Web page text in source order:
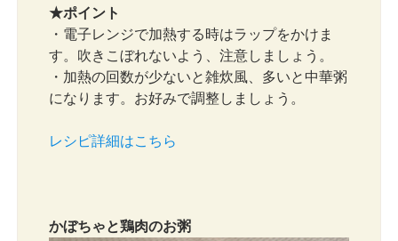
★ポイント
・電子レンジで加熱する時はラップをかけま
す。吹きこぼれないよう、注意しましょう。
・加熱の回数が少ないと雑炊風、多いと中華粥
になります。お好みで調整しましょう。
レシピ詳細はこちら
かぼちゃと鶏肉のお粥